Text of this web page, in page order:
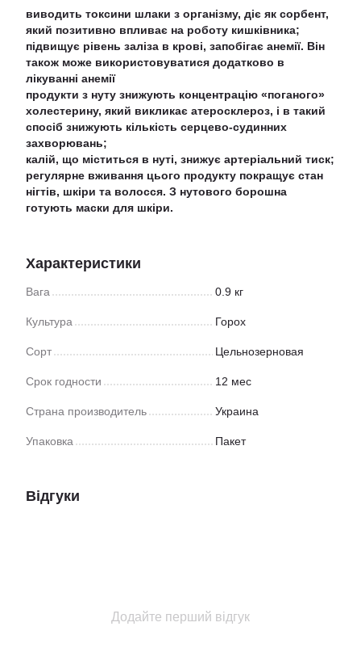
виводить токсини шлаки з організму, діє як сорбент,
який позитивно впливає на роботу кишківника;
підвищує рівень заліза в крові, запобігає анемії. Він
також може використовуватися додатково в
лікуванні анемії
продукти з нуту знижують концентрацію «поганого»
холестерину, який викликає атеросклероз, і в такий
спосіб знижують кількість серцево-судинних
захворювань;
калій, що міститься в нуті, знижує артеріальний тиск;
регулярне вживання цього продукту покращує стан
нігтів, шкіри та волосся. З нутового борошна
готують маски для шкіри.
Характеристики
Вага 0.9 кг
Культура Горох
Сорт Цельнозерновая
Срок годности 12 мес
Страна производитель Украина
Упаковка Пакет
Відгуки
Додайте перший відгук